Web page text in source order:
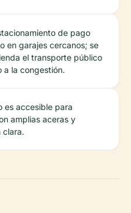
de pago
en garajes cercanos; se
el transporte público
a la congestión.
es accesible para
amplias aceras y
clara.